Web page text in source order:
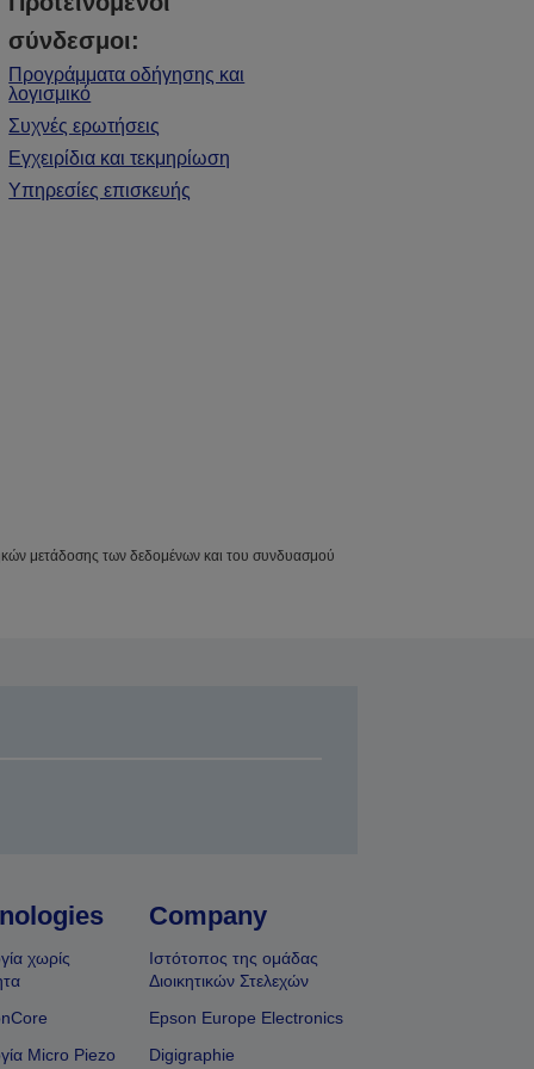
σύνδεσμοι:
Προγράμματα οδήγησης και
λογισμικό
Συχνές ερωτήσεις
Εγχειρίδια και τεκμηρίωση
Υπηρεσίες επισκευής
μετάδοσης των δεδομένων και του συνδυασμού
χωρίς
Micro Piezo
Company
Ιστότοπος της ομάδας
Διοικητικών Στελεχών
Epson Europe Electronics
Digigraphie